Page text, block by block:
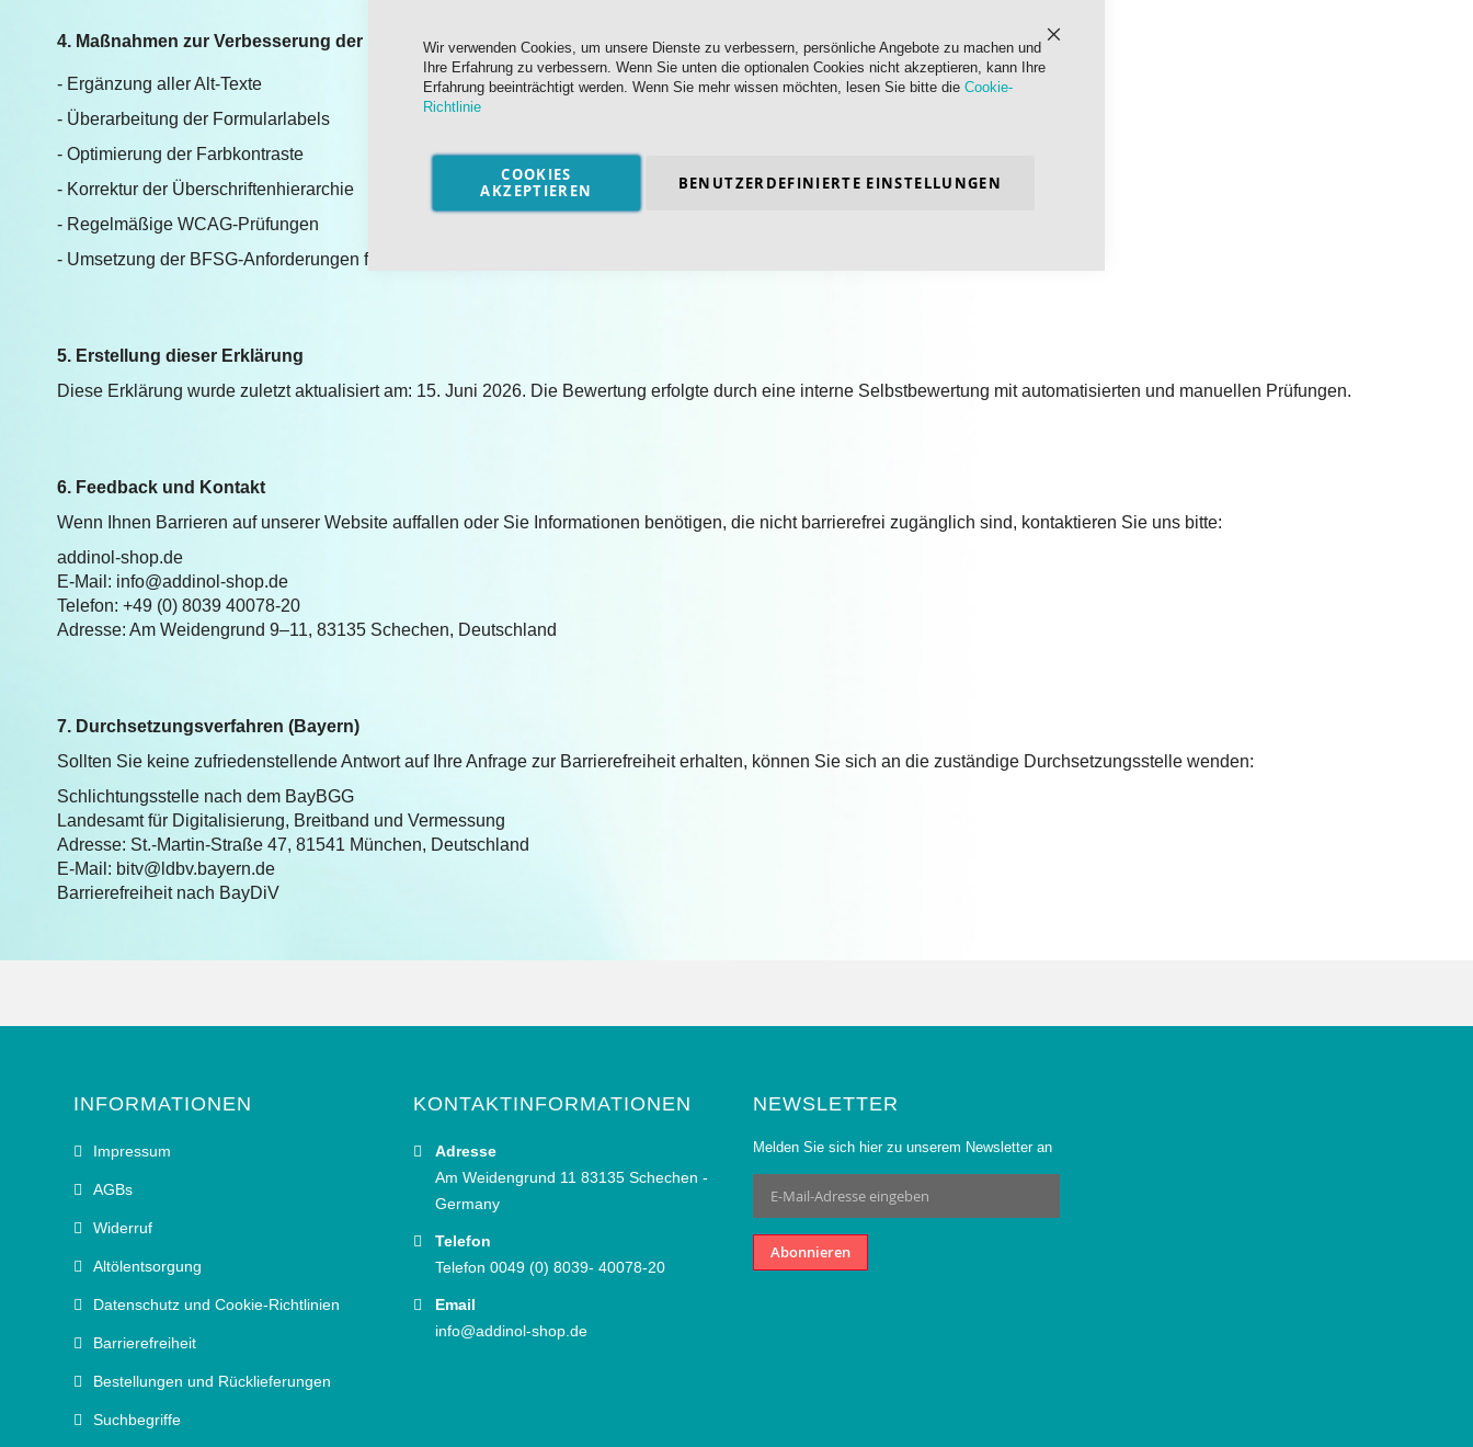
Wir verwenden Cookies, um unsere Dienste zu verbessern, persönliche Angebote zu machen und
Ihre Erfahrung zu verbessern. Wenn Sie unten die optionalen Cookies nicht akzeptieren, kann Ihre
Erfahrung beeinträchtigt werden. Wenn Sie mehr wissen möchten, lesen Sie bitte die Cookie-
Richtlinie
COOKIES
AKZEPTIEREN
BENUTZERDEFINIERTE EINSTELLUNGEN
4. Maßnahmen zur Verbesserung der Barrierefreiheit
- Ergänzung aller Alt‑Texte
- Überarbeitung der Formularlabels
- Optimierung der Farbkontraste
- Korrektur der Überschriftenhierarchie
- Regelmäßige WCAG‑Prüfungen
- Umsetzung der BFSG‑Anforderungen für Online‑Shops
5. Erstellung dieser Erklärung
Diese Erklärung wurde zuletzt aktualisiert am: 15. Juni 2026. Die Bewertung erfolgte durch eine interne Selbstbewertung mit automatisierten und manuellen Prüfungen.
6. Feedback und Kontakt
Wenn Ihnen Barrieren auf unserer Website auffallen oder Sie Informationen benötigen, die nicht barrierefrei zugänglich sind, kontaktieren Sie uns bitte:
addinol‑shop.de
E-Mail: info@addinol-shop.de
Telefon: +49 (0) 8039 40078‑20
Adresse: Am Weidengrund 9–11, 83135 Schechen, Deutschland
7. Durchsetzungsverfahren (Bayern)
Sollten Sie keine zufriedenstellende Antwort auf Ihre Anfrage zur Barrierefreiheit erhalten, können Sie sich an die zuständige Durchsetzungsstelle wenden:
Schlichtungsstelle nach dem BayBGG
Landesamt für Digitalisierung, Breitband und Vermessung
Adresse: St.-Martin-Straße 47, 81541 München, Deutschland
E-Mail: bitv@ldbv.bayern.de
Barrierefreiheit nach BayDiV
INFORMATIONEN
Impressum
AGBs
Widerruf
Altölentsorgung
Datenschutz und Cookie-Richtlinien
Barrierefreiheit
Bestellungen und Rücklieferungen
Suchbegriffe
KONTAKTINFORMATIONEN
Adresse
Am Weidengrund 11 83135 Schechen -
Germany
Telefon
Telefon 0049 (0) 8039- 40078-20
Email
info@addinol-shop.de
NEWSLETTER
Melden Sie sich hier zu unserem Newsletter an
Anmeldung
zum
Newsletter:
Abonnieren